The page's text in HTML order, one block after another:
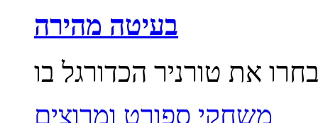
בעיטה מהירה
משחקי ספורט ומרוצים